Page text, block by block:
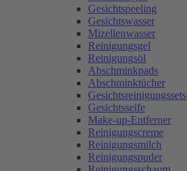
Gesichtspeeling
Gesichtswasser
Mizellenwasser
Reinigungsgel
Reinigungsöl
Abschminkpads
Abschminktücher
Gesichtsreinigungssets
Gesichtsseife
Make-up-Entferner
Reinigungscreme
Reinigungsmilch
Reinigungspuder